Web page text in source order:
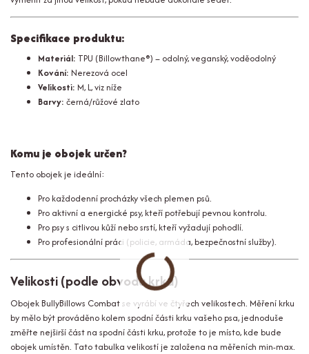
Specifikace produktu:
Materiál: TPU (Billowthane®) – odolný, veganský, voděodolný
Kování: Nerezová ocel
Velikosti: M, L, viz níže
Barvy: černá/růžové zlato
Komu je obojek určen?
Tento obojek je ideální:
Pro každodenní procházky všech plemen psů.
Pro aktivní a energické psy, kteří potřebují pevnou kontrolu.
Pro psy s citlivou kůží nebo srstí, kteří vyžadují pohodlí.
Pro profesionální práci (policie, armáda, bezpečnostní služby).
Velikosti (podle obvodu krku)
Obojek BullyBillows Combat se vyrábí ve čtyřech velikostech. Měření krku
by mělo být prováděno kolem spodní části krku vašeho psa, jednoduše
změřte nejširší část na spodní části krku, protože to je místo, kde bude
obojek umístěn. Tato tabulka velikostí je založena na měřeních min-max.